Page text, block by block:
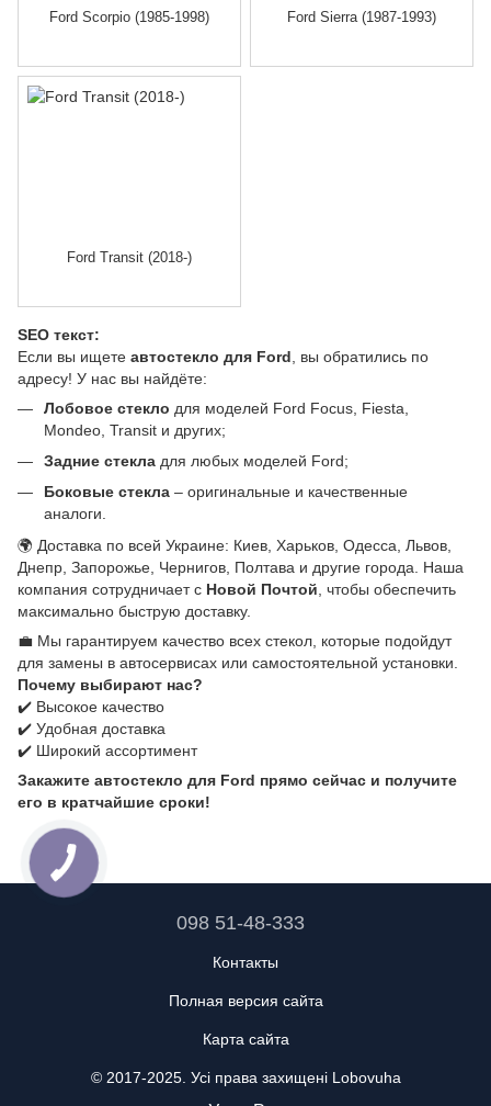
SEO текст:
Если вы ищете автостекло для Ford , вы обратились по
адресу! У нас вы найдёте:
Лобовое стекло для моделей Ford Focus, Fiesta,
Mondeo, Transit и других;
Задние стекла для любых моделей Ford;
Боковые стекла – оригинальные и качественные
аналоги.
🌍 Доставка по всей Украине: Киев, Харьков, Одесса, Львов,
Днепр, Запорожье, Чернигов, Полтава и другие города. Наша
компания сотрудничает с Новой Почтой , чтобы обеспечить
максимально быструю доставку.
💼 Мы гарантируем качество всех стекол, которые подойдут
для замены в автосервисах или самостоятельной установки.
Почему выбирают нас?
✔️ Высокое качество
✔️ Удобная доставка
✔️ Широкий ассортимент
Закажите автостекло для Ford прямо сейчас и получите
его в кратчайшие сроки!
Ford Scorpio (1985-1998) Ford Sierra (1987-1993)
Ford Transit (2018-)
098 51-48-333
Контакты
Полная версия сайта
Карта сайта
© 2017-2025. Усі права захищені Lobovuha